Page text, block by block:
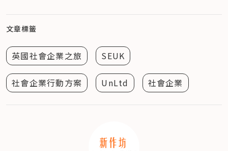
文章標籤
英國社會企業之旅 SEUK
社會企業行動方案 UnLtd 社會企業